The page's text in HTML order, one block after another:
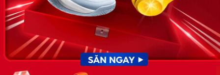
Giấy phép hoạt động dịch vụ
việc làm số 54/2019/SLĐTBXH-
GP do Sở lao động thương
binh và xã hội cấp ngày 30
tháng 12 năm 2019.